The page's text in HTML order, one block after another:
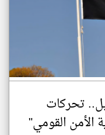
تحركات
الأمن القومي"